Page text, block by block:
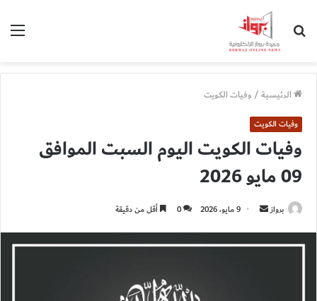
الرئيسية/وفيات الكويت
وفيات الكويت
وفيات الكويت اليوم السبت الموافق
09 مايو 2026
برواز
أرسل
إلكترونيا
9 مايو، 2026 0 أقل من دقيقة